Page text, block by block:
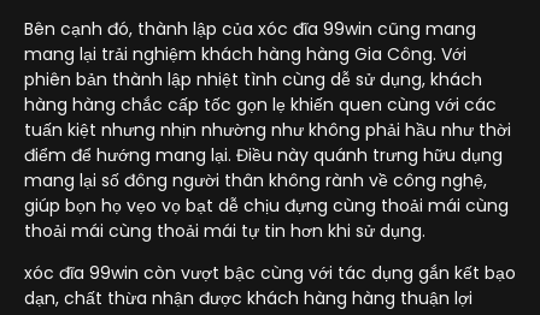
Bên cạnh đó, thành lập của xóc đĩa 99win cũng mang
mang lại trải nghiệm khách hàng hàng Gia Công. Với
phiên bản thành lập nhiệt tình cùng dễ sử dụng, khách
hàng hàng chắc cấp tốc gọn lẹ khiến quen cùng với các
tuấn kiệt nhưng nhịn nhường như không phải hầu như thời
điểm để hướng mang lại. Điều này quánh trưng hữu dụng
mang lại số đông người thân không rành về công nghệ,
giúp bọn họ vẹo vọ bạt dễ chịu đựng cùng thoải mái cùng
thoải mái cùng thoải mái tự tin hơn khi sử dụng.
xóc đĩa 99win còn vượt bậc cùng với tác dụng gắn kết bạo
dạn, chất thừa nhận được khách hàng hàng thuận lợi